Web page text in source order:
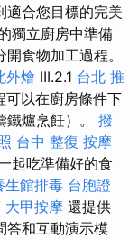
適合您目標的完美
獨立廚房中準備
食物加工過程。
外燴 III.2.1 台北 推
可以在廚房條件下
爐烹飪）。 撥
台中 整復 按摩
起吃準備好的食
生館排毒 台胞證
大甲按摩 還提供
答和互動演示模